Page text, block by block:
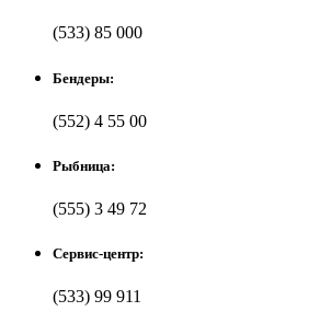
(533) 85 000
Бендеры:
(552) 4 55 00
Рыбница:
(555) 3 49 72
Сервис-центр:
(533) 99 911